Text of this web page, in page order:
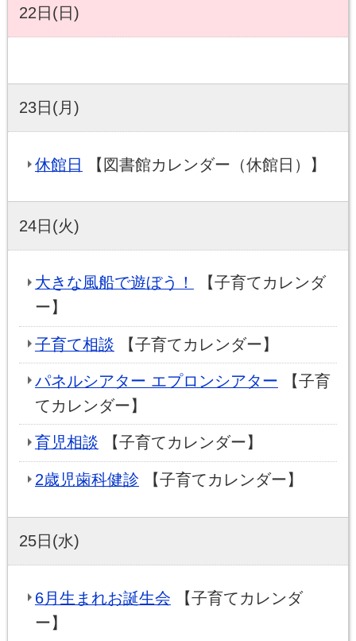
22日(日)
23日(月)
休館日 【図書館カレンダー（休館日）】
24日(火)
大きな風船で遊ぼう！
【子育てカレンダ
ー】
子育て相談 【子育てカレンダー】
パネルシアター エプロンシアター 【子育
てカレンダー】
育児相談 【子育てカレンダー】
2歳児歯科健診 【子育てカレンダー】
25日(水)
6月生まれお誕生会 【子育てカレンダ
ー】